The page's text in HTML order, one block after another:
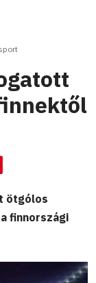
ötgólos
finnországi